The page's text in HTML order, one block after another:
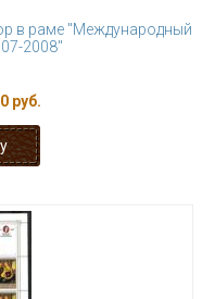
в раме "Международный
2008"
руб.